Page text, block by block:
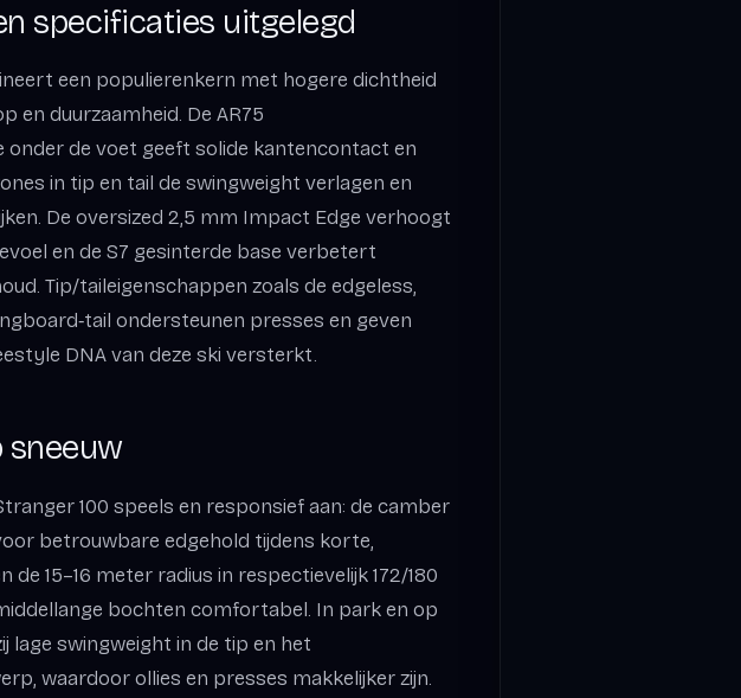
specificaties uitgelegd
een populierenkern met hogere dichtheid
en duurzaamheid. De AR75
onder de voet geeft solide kantencontact en
in tip en tail de swingweight verlagen en
De oversized 2,5 mm Impact Edge verhoogt
en de S7 gesinterde base verbetert
Tip/taileigenschappen zoals de edgeless,
ondersteunen presses en geven
DNA van deze ski versterkt.
sneeuw
100 speels en responsief aan: de camber
betrouwbare edgehold tijdens korte,
de 15–16 meter radius in respectievelijk 172/180
bochten comfortabel. In park en op
lage swingweight in de tip en het
waardoor ollies en presses makkelijker zijn.